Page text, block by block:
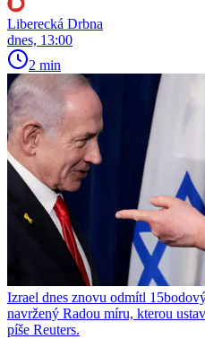
Liberecká Drbna
dnes, 13:00
2 min
Izrael dnes znovu odmítl
navržený Radou míru, kterou
píše Reuters.